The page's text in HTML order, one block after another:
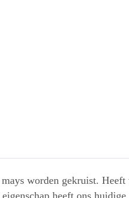
worden gekruist.
heeft ons